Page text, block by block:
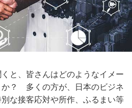
と、皆さんはどのようなイメー
か？ 多くの方が、日本のビジネ
な接客応対や所作、ふるまい等